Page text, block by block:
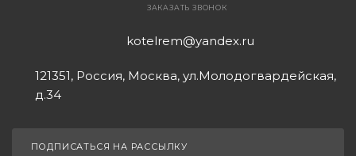
ЗАКАЗАТЬ ЗВОНОК
kotelrem@yandex.ru
121351, Россия, Москва, ул.Молодогвардейская,
д.34
ПОДПИСАТЬСЯ НА РАССЫЛКУ